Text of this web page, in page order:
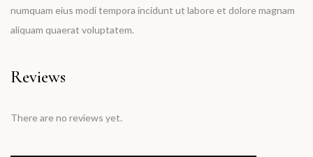
numquam eius modi tempora incidunt ut labore et dolore magnam
aliquam quaerat voluptatem.
Reviews
There are no reviews yet.